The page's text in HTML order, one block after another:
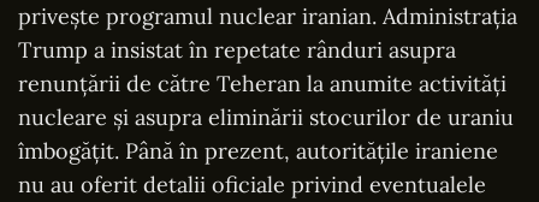
privește programul nuclear iranian. Administrația
Trump a insistat în repetate rânduri asupra
renunțării de către Teheran la anumite activități
nucleare și asupra eliminării stocurilor de uraniu
îmbogățit. Până în prezent, autoritățile iraniene
nu au oferit detalii oficiale privind eventualele